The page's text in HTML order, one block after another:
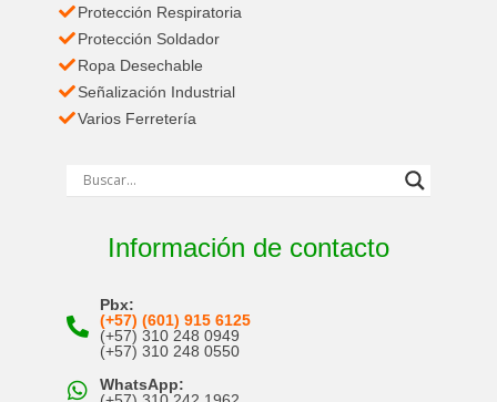
Protección Respiratoria
Protección Soldador
Ropa Desechable
Señalización Industrial
Varios Ferretería
Información de contacto
Pbx:
(+57) (601) 915 6125
(+57) 310 248 0949
(+57) 310 248 0550
WhatsApp: